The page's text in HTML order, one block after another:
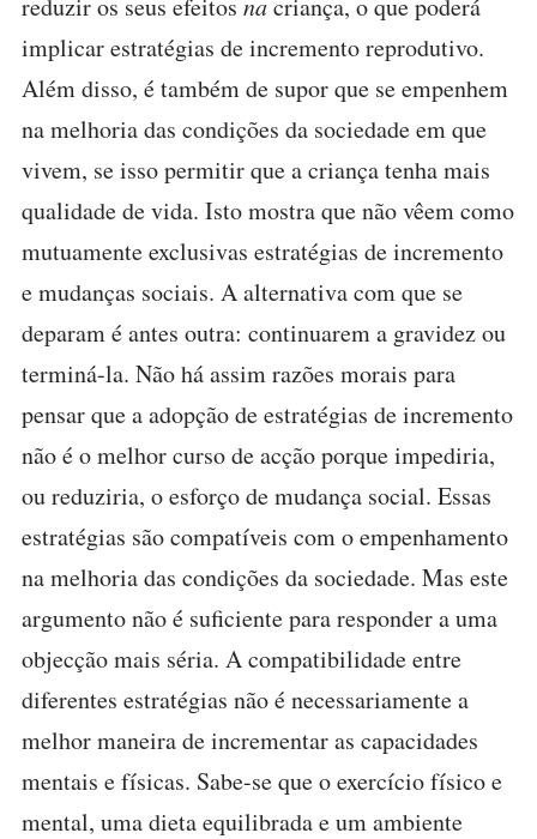
implicar estratégias de incremento reprodutivo.
Além disso, é também de supor que se empenhem
na melhoria das condições da sociedade em que
vivem, se isso permitir que a criança tenha mais
qualidade de vida. Isto mostra que não vêem como
mutuamente exclusivas estratégias de incremento
e mudanças sociais. A alternativa com que se
deparam é antes outra: continuarem a gravidez ou
terminá-la. Não há assim razões morais para
pensar que a adopção de estratégias de incremento
não é o melhor curso de acção porque impediria,
ou reduziria, o esforço de mudança social. Essas
estratégias são compatíveis com o empenhamento
na melhoria das condições da sociedade. Mas este
argumento não é suficiente para responder a uma
objecção mais séria. A compatibilidade entre
diferentes estratégias não é necessariamente a
melhor maneira de incrementar as capacidades
mentais e físicas. Sabe-se que o exercício físico e
mental, uma dieta equilibrada e um ambiente